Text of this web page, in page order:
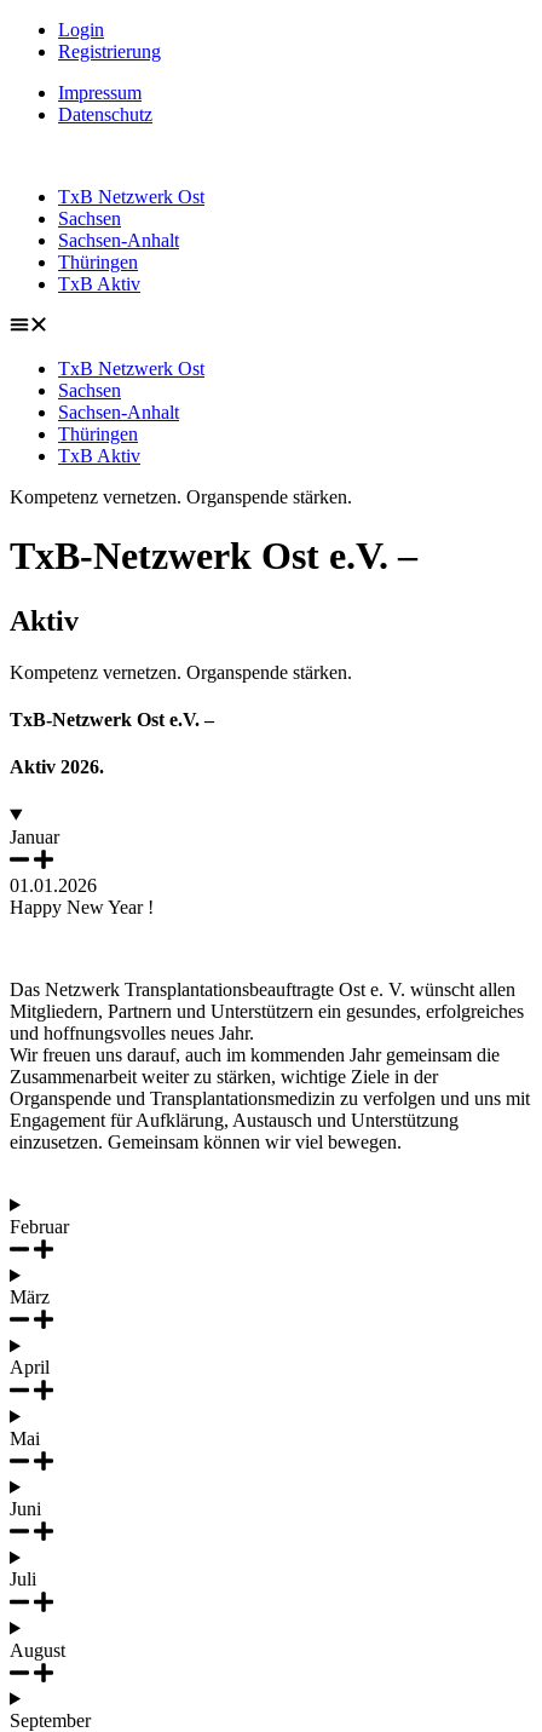
Login
Registrierung
Impressum
Datenschutz
TxB Netzwerk Ost
Sachsen
Sachsen-Anhalt
Thüringen
TxB Aktiv
TxB Netzwerk Ost
Sachsen
Sachsen-Anhalt
Thüringen
TxB Aktiv
Kompetenz vernetzen. Organspende stärken.
TxB-Netzwerk Ost e.V. –
Aktiv
Kompetenz vernetzen. Organspende stärken.
TxB-Netzwerk Ost e.V. –
Aktiv 2026.
Januar
01.01.2026
Happy New Year !
Das Netzwerk Transplantationsbeauftragte Ost e. V. wünscht allen
Mitgliedern, Partnern und Unterstützern ein gesundes, erfolgreiches
und hoffnungsvolles neues Jahr.
Wir freuen uns darauf, auch im kommenden Jahr gemeinsam die
Zusammenarbeit weiter zu stärken, wichtige Ziele in der
Organspende und Transplantationsmedizin zu verfolgen und uns mit
Engagement für Aufklärung, Austausch und Unterstützung
einzusetzen. Gemeinsam können wir viel bewegen.
Februar
März
April
Mai
Juni
Juli
August
September